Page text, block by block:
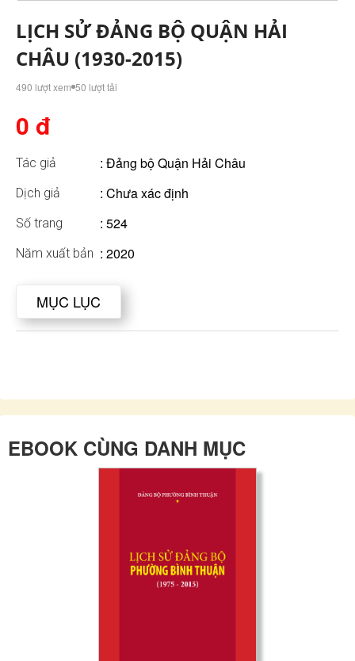
LỊCH SỬ ĐẢNG BỘ QUẬN HẢI
CHÂU (1930-2015)
490 lượt xem 50 lượt tải
0 đ
Tác giả : Đảng bộ Quận Hải Châu
Dịch giả : Chưa xác định
Số trang : 524
Năm xuất bản : 2020
MỤC LỤC
EBOOK CÙNG DANH MỤC